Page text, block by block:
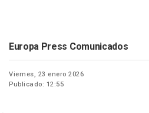
Europa Press Comunicados
Viernes, 23 enero 2026
Publicado: 12:55